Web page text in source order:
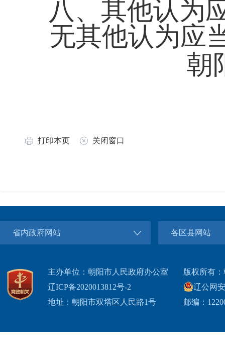
八、其他认为
无其他认为应
朝
打印本页 关闭窗口
省内政府网站 各区县网站
主办单位：朝阳市人民政府办公室
辽ICP备2020013812号-2
地址：朝阳市双塔区人民路1号
版权所有
辽公网
邮编：